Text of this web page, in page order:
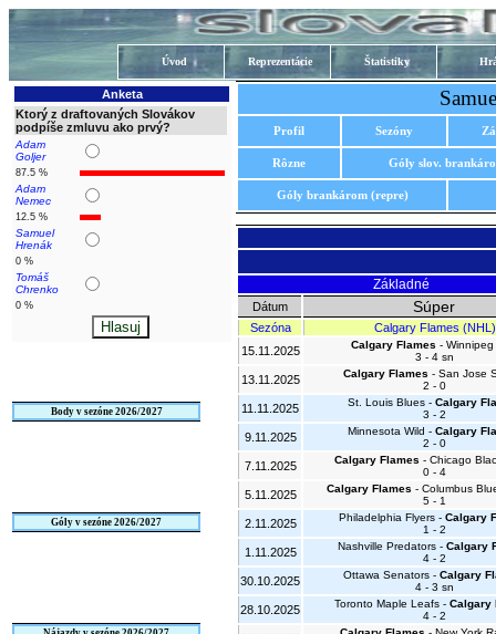
Úvod Reprezentácie Štatistiky
Anketa
Ktorý z draftovaných Slovákov
podpíše zmluvu ako prvý?
Adam
Goljer
87.5 %
Adam
Nemec
12.5 %
Samuel
Hrenák
0 %
Tomáš
Chrenko
0 %
Body v sezóne 2026/2027
Góly v sezóne 2026/2027
Profil Sezóny
Rôzne Góly slov.
Góly brankárom (repre)
Základné
Dátum Súper
Sezóna
Calgary Flames (NHL)
15.11.2025
Calgary Flames - Winnipeg
3 - 4 sn
13.11.2025 Calgary Flames - San Jose
2 - 0
11.11.2025 St. Louis Blues - Calgary
3 - 2
9.11.2025 Minnesota Wild - Calgary
2 - 0
7.11.2025 Calgary Flames - Chicago
0 - 4
5.11.2025 Calgary Flames - Columbus
5 - 1
2.11.2025 Philadelphia Flyers - Calgary
1 - 2
1.11.2025 Nashville Predators - Calgary
4 - 2
30.10.2025 Ottawa Senators - Calgary
4 - 3 sn
28.10.2025 Toronto Maple Leafs - Calgary
4 - 2